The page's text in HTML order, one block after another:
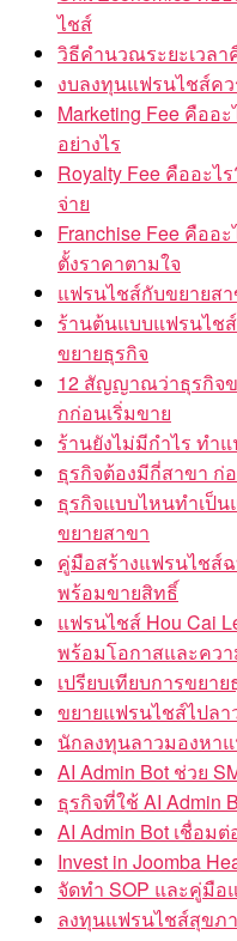
ไชส์
วิธีคำนวณระยะเวลา
งบลงทุนแฟรนไชส์ค
Marketing Fee คืออ
อย่างไร
Royalty Fee คืออะไ
จ่าย
Franchise Fee คืออ
ตั้งราคาตามใจ
แฟรนไชส์กับขยายส
ร้านต้นแบบแฟรนไช
ขยายธุรกิจ
12 สัญญาณว่าธุรกิจ
กก่อนเริ่มขาย
ร้านยังไม่มีกำไร ทำ
ธุรกิจต้องมีกี่สาขา ก่
ธุรกิจแบบไหนทำเป็
ขยายสาขา
คู่มือสร้างแฟรนไชส์
พร้อมขายสิทธิ์
แฟรนไชส์ Hou Cai
พร้อมโอกาสและควา
เปรียบเทียบการขยา
ขยายแฟรนไชส์ไปลา
นักลงทุนลาวมองหา
AI Admin Bot ช่วย
ธุรกิจที่ใช้ AI Admin
AI Admin Bot เชื่อม
Invest in Joomba
จัดทำ SOP และคู่มือ
ลงทุนแฟรนไชส์สุขภ